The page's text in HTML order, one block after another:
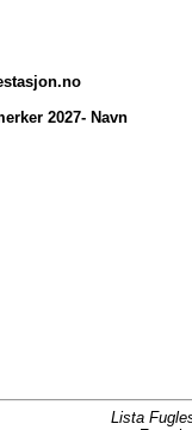
2027- Navn
Lista